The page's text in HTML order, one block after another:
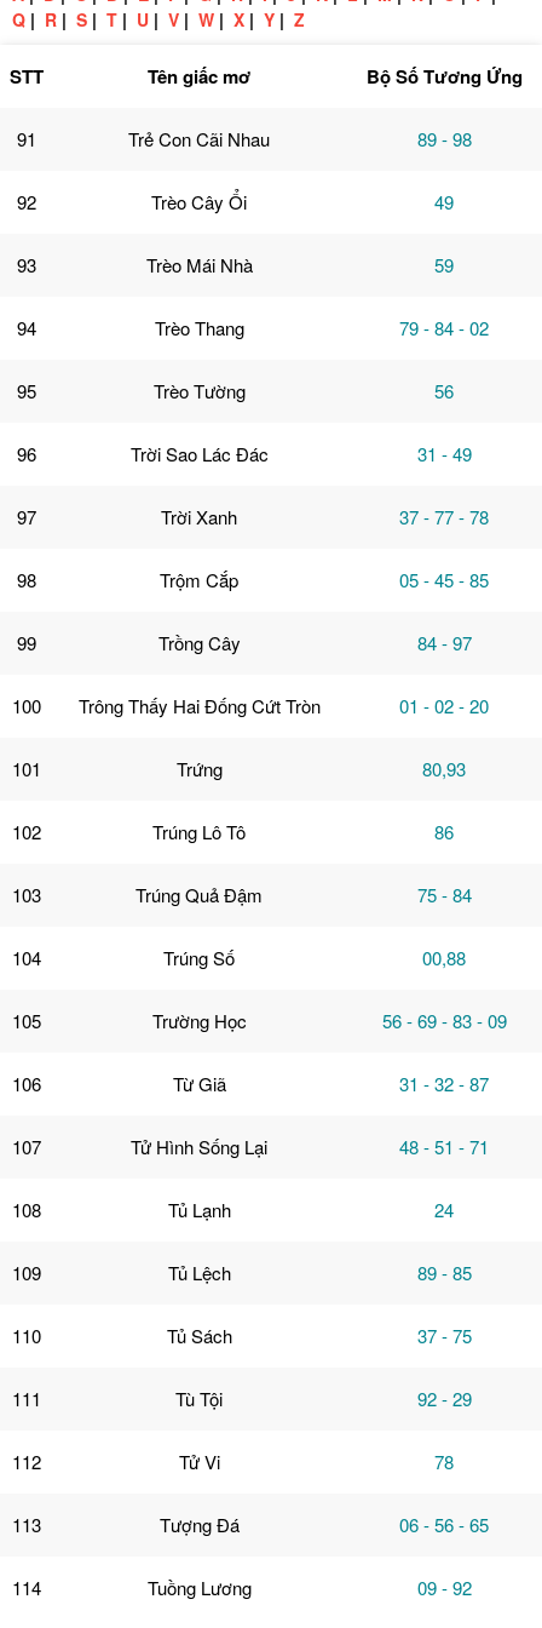
Q | R | S | T | U | V | W | X | Y | Z
STT Tên giấc mơ Bộ Số Tương Ứng
91 Trẻ Con Cãi Nhau 89 - 98
92 Trèo Cây Ổi 49
93 Trèo Mái Nhà 59
94 Trèo Thang 79 - 84 - 02
95 Trèo Tường 56
96 Trời Sao Lác Đác 31 - 49
97 Trời Xanh 37 - 77 - 78
98 Trộm Cắp 05 - 45 - 85
99 Trồng Cây 84 - 97
100 Trông Thấy Hai Đống Cứt Tròn 01 - 02 - 20
101 Trứng 80,93
102 Trúng Lô Tô 86
103 Trúng Quả Đậm 75 - 84
104 Trúng Số 00,88
105 Trường Học 56 - 69 - 83 - 09
106 Từ Giã 31 - 32 - 87
107 Tử Hình Sống Lại 48 - 51 - 71
108 Tủ Lạnh 24
109 Tủ Lệch 89 - 85
110 Tủ Sách 37 - 75
111 Tù Tội 92 - 29
112 Tử Vi 78
113 Tượng Đá 06 - 56 - 65
114 Tuồng Lương 09 - 92